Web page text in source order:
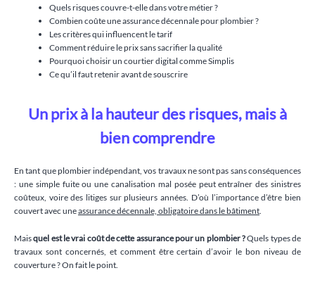
Quels risques couvre-t-elle dans votre métier ?
Combien coûte une assurance décennale pour plombier ?
Les critères qui influencent le tarif
Comment réduire le prix sans sacrifier la qualité
Pourquoi choisir un courtier digital comme Simplis
Ce qu’il faut retenir avant de souscrire
Un prix à la hauteur des risques, mais à
bien comprendre
En tant que plombier indépendant, vos travaux ne sont pas sans conséquences
: une simple fuite ou une canalisation mal posée peut entraîner des sinistres
coûteux, voire des litiges sur plusieurs années. D’où l’importance d’être bien
couvert avec uneassurance décennale, obligatoire dans le bâtiment.
Maisquel est le vrai coût de cette assurance pour un plombier ?Quels types de
travaux sont concernés, et comment être certain d’avoir le bon niveau de
couverture ? On fait le point.